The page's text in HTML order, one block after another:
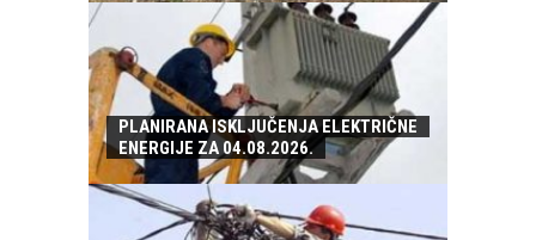
PLANIRANA ISKLJUČENJA ELEKTRIČNE
ENERGIJE ZA 04.08.2026.